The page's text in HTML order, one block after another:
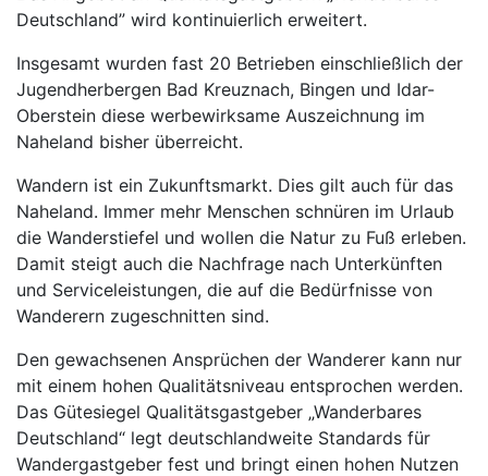
Deutschland” wird kontinuierlich erweitert.
Insgesamt wurden fast 20 Betrieben einschließlich der
Jugendherbergen Bad Kreuznach, Bingen und Idar-
Oberstein diese werbewirksame Auszeichnung im
Naheland bisher überreicht.
Wandern ist ein Zukunftsmarkt. Dies gilt auch für das
Naheland. Immer mehr Menschen schnüren im Urlaub
die Wanderstiefel und wollen die Natur zu Fuß erleben.
Damit steigt auch die Nachfrage nach Unterkünften
und Serviceleistungen, die auf die Bedürfnisse von
Wanderern zugeschnitten sind.
Den gewachsenen Ansprüchen der Wanderer kann nur
mit einem hohen Qualitätsniveau entsprochen werden.
Das Gütesiegel Qualitätsgastgeber „Wanderbares
Deutschland“ legt deutschlandweite Standards für
Wandergastgeber fest und bringt einen hohen Nutzen